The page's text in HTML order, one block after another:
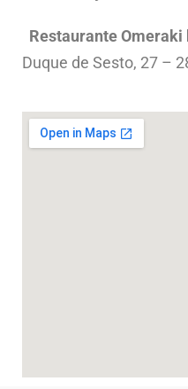
Restaurante
Duque de Sesto, 27 –